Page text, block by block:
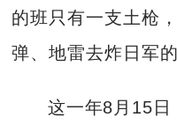
的班只有一支土枪
弹、地雷去炸日军的
这一年8月15日